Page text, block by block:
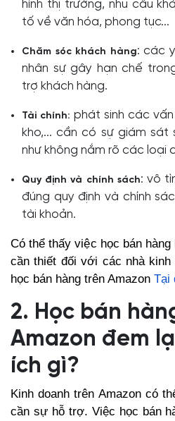
hình thị trường, nhu cầu
tố về văn hóa, phong tục...
Chăm sóc khách hàng: các
nhân sự gây hạn chế
trợ khách hàng.
Tài chính: phát sinh các
kho,... cần có sự giám
như không nắm rõ các loại
Quy định và chính sách: vô
đúng quy định và chính
tài khoản.
Có thể thấy việc học bán
cần thiết đối với các nhà kinh
học bán hàng trên Amazon Tại
2. Học bán
Amazon đem
ích gì?
Kinh doanh trên Amazon có
cần sự hỗ trợ. Việc học bán